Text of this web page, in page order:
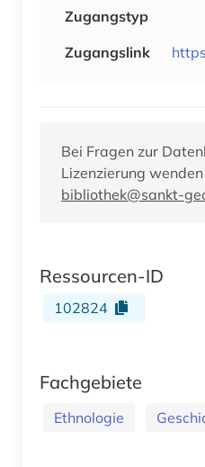
Zugangstyp
Zugangslink
Bei Fragen zur
Lizenzierung
bibliothek@sankt-
Ressourcen-ID
102824
Fachgebiete
Ethnologie